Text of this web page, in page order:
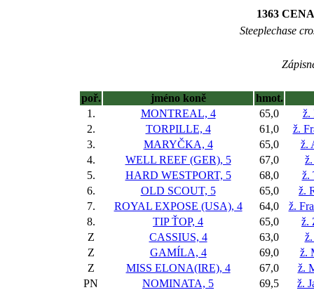
1363
Steeplechase
poř. jméno koně
hmot.
1.
MONTREAL, 4 65,0
ž.
2.
TORPILLE, 4 61,0
ž.
3.
MARYČKA, 4 65,0
ž.
4.
WELL REEF (GER), 5 67,0
5.
HARD WESTPORT, 5 68,0
ž.
6.
OLD SCOUT, 5 65,0
ž.
7.
ROYAL EXPOSE (USA), 4 64,0
ž.
8.
TIP ŤOP, 4 65,0
ž.
Z
CASSIUS, 4 63,0
Z
GAMÍLA, 4 69,0
ž.
Z
MISS ELONA(IRE), 4 67,0
ž.
PN
NOMINATA, 5 69,5
ž.